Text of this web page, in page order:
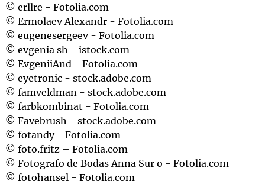
© erllre - Fotolia.com
© Ermolaev Alexandr - Fotolia.com
© eugenesergeev - Fotolia.com
© evgenia sh - istock.com
© EvgeniiAnd - Fotolia.com
© eyetronic - stock.adobe.com
© famveldman - stock.adobe.com
© farbkombinat - Fotolia.com
© Favebrush - stock.adobe.com
© fotandy - Fotolia.com
© foto.fritz – Fotolia.com
© Fotografo de Bodas Anna Sur o - Fotolia.com
© fotohansel - Fotolia.com